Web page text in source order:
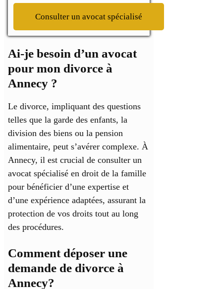
Consulter un avocat spécialisé
Ai-je besoin d’un avocat
pour mon divorce à
Annecy ?
Le divorce, impliquant des questions
telles que la garde des enfants, la
division des biens ou la pension
alimentaire, peut s’avérer complexe. À
Annecy, il est crucial de consulter un
avocat spécialisé en droit de la famille
pour bénéficier d’une expertise et
d’une expérience adaptées, assurant la
protection de vos droits tout au long
des procédures.
Comment déposer une
demande de divorce à
Annecy?